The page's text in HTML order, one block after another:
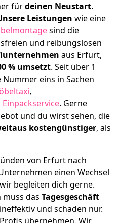
fürdeinen Neustart.
Leistungen wie eine
sind die
und reibungslosen
aus Erfurt,
% umsetzt. Seit über 1
eins in Sachen
,
Einpackservice. Gerne
und du wirst sehen, die
kostengünstiger, als
von Erfurt nach
einen Wechsel
begleiten dich gerne.
muss das Tagesgeschäft
und schaden nur.